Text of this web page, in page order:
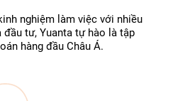
nghiệm làm việc với nhiều
đầu tư, Yuanta tự hào là tập
hàng đầu Châu Á.